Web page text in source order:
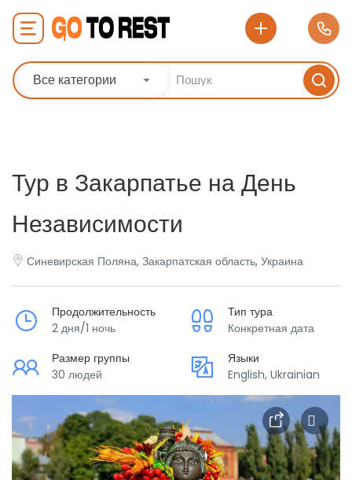
Все категории
Тур в Закарпатье на День
Независимости
Синевирская Поляна, Закарпатская область, Украина
Продолжительность
2 дня/1 ночь
Тип тура
Конкретная дата
Размер группы
30 людей
Языки
English, Ukrainian